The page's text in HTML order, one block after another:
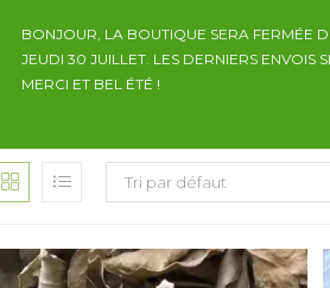
BONJOUR, LA BOUTIQUE SERA FERMÉE
JEUDI 30 JUILLET. LES DERNIERS ENVOIS
MERCI ET BEL ÉTÉ !
Tri par défaut